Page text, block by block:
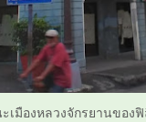
มืองหลวงจักรยานขอ